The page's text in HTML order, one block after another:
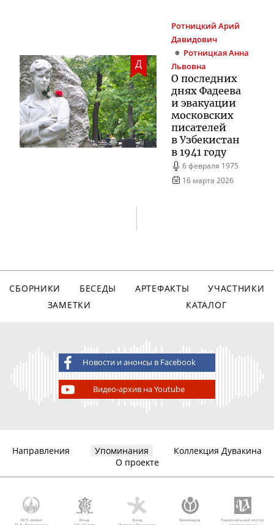
Д
Ротницкий Арий
Давидович
Ротницкая Анна
Львовна
О последних
днях Фадеева
и эвакуации
московских
писателей
в Узбекистан
в 1941 году
6 февраля 1975
16 марта 2026
СБОРНИКИ БЕСЕДЫ АРТЕФАКТЫ
УЧАСТНИКИ
ЗАМЕТКИ
КАТАЛОГ
Новости и анонсы в Facebook
Видео-архив на Youtube
Направления Упоминания
Коллекция Дувакина
О проекте
МГУ имени
Фонд
Фонд
Викимедиа
Национальный корпус